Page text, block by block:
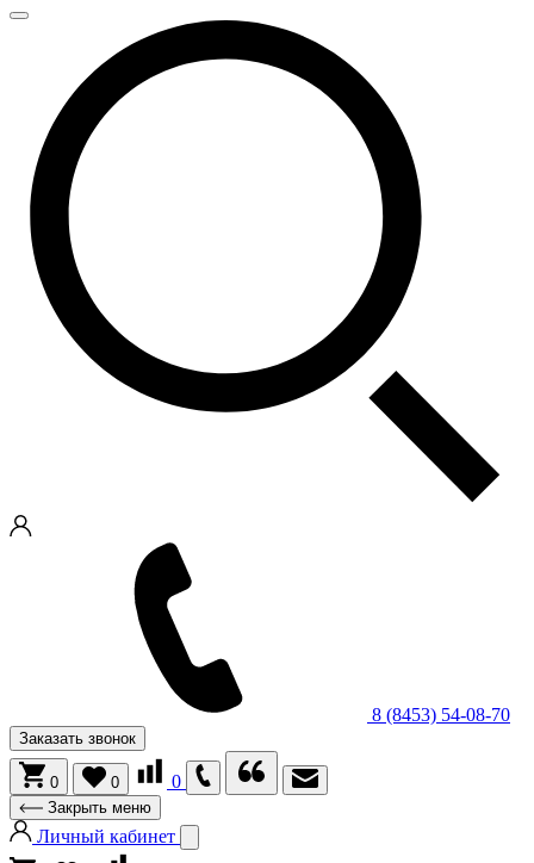
8 (8453) 54-08-70
Заказать звонок
0 0 0
Закрыть меню
Личный кабинет